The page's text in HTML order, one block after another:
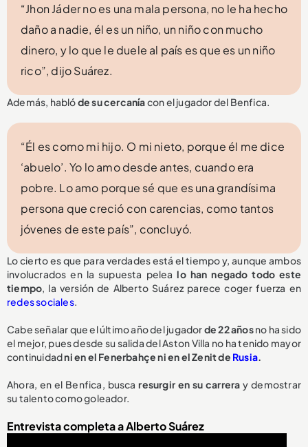
“Jhon Jáder no es una mala persona, no le ha hecho
daño a nadie, él es un niño, un niño con mucho
dinero, y lo que le duele al país es que es un niño
rico”, dijo Suárez.
Además, hablóde su cercaníacon el jugador del Benfica.
“Él es como mi hijo. O mi nieto, porque él me dice
‘abuelo’. Yo lo amo desde antes, cuando era
pobre. Lo amo porque sé que es una grandísima
persona que creció con carencias, como tantos
jóvenes de este país”, concluyó.
Lo cierto es que para verdades está el tiempo y, aunque ambos
involucrados en la supuesta pelealo han negado todo este
tiempo, la versión de Alberto Suárez parece coger fuerza en
redes sociales.
Cabe señalar que el último año del jugadorde 22 añosno ha sido
el mejor, pues desde su salida del Aston Villa no ha tenido mayor
continuidadni en el Fenerbahçe ni en el Zenit de Rusia.
Ahora, en el Benfica, buscaresurgir en su carrera y demostrar
su talento como goleador.
Entrevista completa a Alberto Suárez